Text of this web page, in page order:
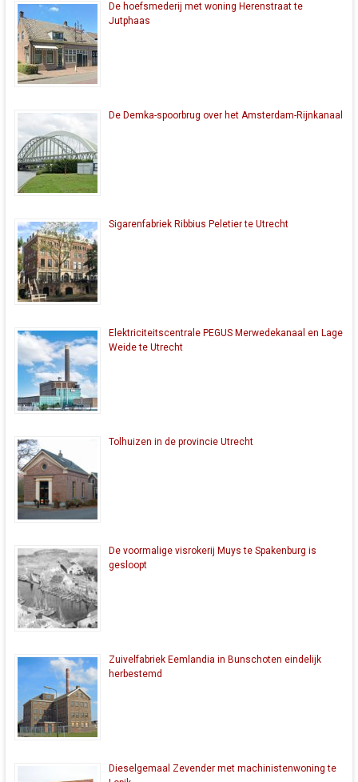
De hoefsmederij met woning Herenstraat te
Jutphaas
De Demka-spoorbrug over het Amsterdam-Rijnkanaal
Sigarenfabriek Ribbius Peletier te Utrecht
Elektriciteitscentrale PEGUS Merwedekanaal en Lage
Weide te Utrecht
Tolhuizen in de provincie Utrecht
De voormalige visrokerij Muys te Spakenburg is
gesloopt
Zuivelfabriek Eemlandia in Bunschoten eindelijk
herbestemd
Dieselgemaal Zevender met machinistenwoning te